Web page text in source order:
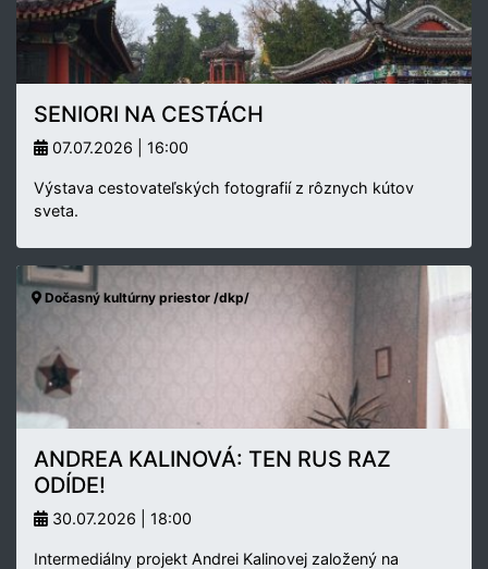
SENIORI NA CESTÁCH
07.07.2026 | 16:00
Výstava cestovateľských fotografií z rôznych kútov
sveta.
Dočasný kultúrny priestor /dkp/
ANDREA KALINOVÁ: TEN RUS RAZ
ODÍDE!
30.07.2026 | 18:00
Intermediálny projekt Andrei Kalinovej založený na